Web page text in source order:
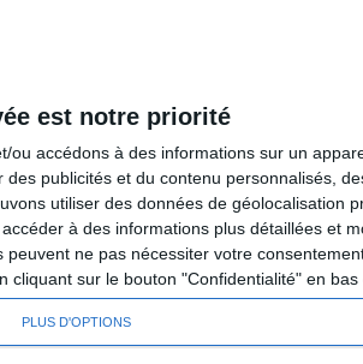
est notre priorité
ou accédons à des informations sur un
publicités et du contenu personnalisés,
utiliser des données de géolocalisation
à des informations plus détaillées et
ne pas nécessiter votre
sur le bouton "Confidentialité" en bas
PLUS D'OPTIONS
S'inscrire à la newsletter
Se désinscrire